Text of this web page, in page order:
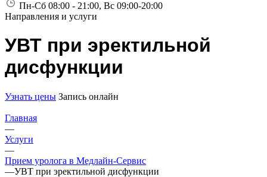
Пн-Сб 08:00 - 21:00, Вс 09:00-20:00
Направления и услуги
УВТ при эректильной
дисфункции
Узнать цены Запись онлайн
Главная
—
Услуги
—
Прием уролога в Медлайн-Сервис
—УВТ при эректильной дисфункции